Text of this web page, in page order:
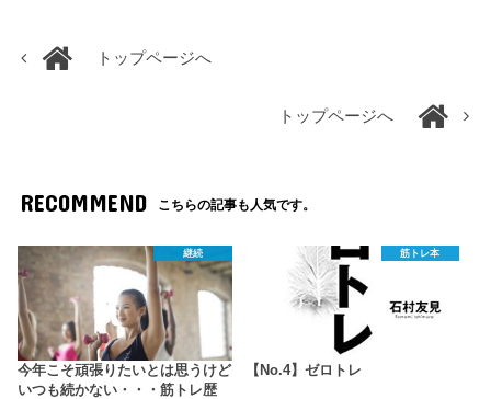
トップページへ
トップページへ
RECOMMEND こちらの記事も人気です。
継続
今年こそ頑張りたいとは思うけど
いつも続かない・・・筋トレ歴
筋トレ本
【No.4】ゼロトレ